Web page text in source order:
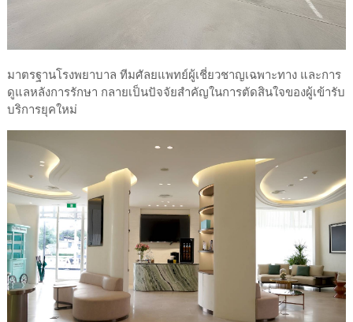
มาตรฐานโรงพยาบาล ทีมศัลยแพทย์ผู้เชี่ยวชาญเฉพาะทาง และการ
ดูแลหลังการรักษา กลายเป็นปัจจัยสำคัญในการตัดสินใจของผู้เข้ารับ
บริการยุคใหม่